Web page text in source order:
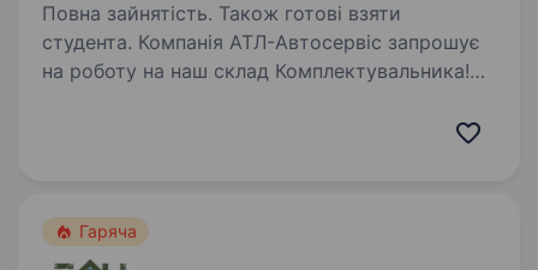
Повна зайнятість. Також готові взяти
студента. Компанія АТЛ-Автосервіс запрошує
на роботу на наш склад Комплектувальника!
Гаряча